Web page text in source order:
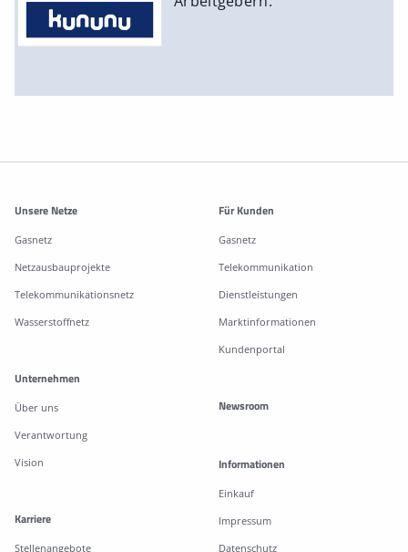
Weitere Informationen
Unsere Netze
Gasnetz
Netzausbauprojekte
Telekommunikationsnetz
Wasserstoffnetz
Für Kunden
Gasnetz
Telekommunikation
Dienstleistungen
Marktinformationen
Kundenportal
Unternehmen
Über uns
Verantwortung
Vision
Karriere
Stellenangebote
Newsroom
Informationen
Einkauf
Impressum
Datenschutz